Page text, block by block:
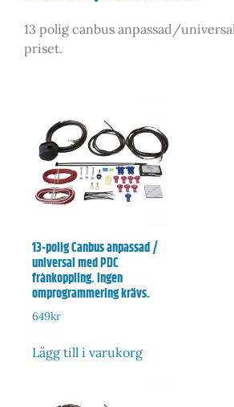
13 polig canbus anpassad/
priset.
13-polig Canbus anpassad /
universal med PDC
frånkoppling. Ingen
omprogrammering krävs.
649kr
Lägg till i varukorg